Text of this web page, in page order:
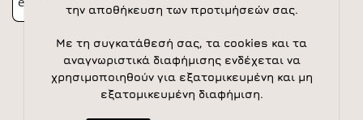
την αποθήκευση των προτιμήσεών σας.
Με τη συγκατάθεσή σας, τα cookies και τα
αναγνωριστικά διαφήμισης ενδέχεται να
χρησιμοποιηθούν για εξατομικευμένη και μη
εξατομικευμένη διαφήμιση.